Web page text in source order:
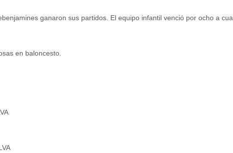
ganaron sus partidos. El equipo infantil venció por ocho a
en baloncesto.